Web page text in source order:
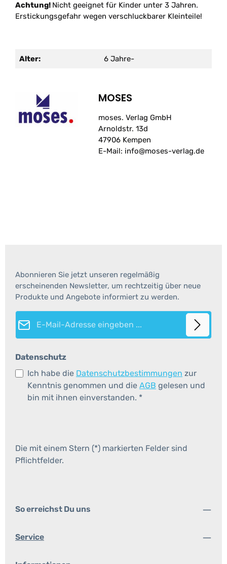
Achtung! Nicht geeignet für Kinder unter 3 Jahren.
Erstickungsgefahr wegen verschluckbarer Kleinteile!
Alter: 6 Jahre-
MOSES
moses. Verlag GmbH
Arnoldstr. 13d
47906 Kempen
E-Mail: info@moses-verlag.de
Abonnieren Sie jetzt unseren regelmäßig
erscheinenden Newsletter, um rechtzeitig über neue
Produkte und Angebote informiert zu werden.
E-Mail-Adresse*
Datenschutz
Ich habe die Datenschutzbestimmungen zur
Kenntnis genommen und die AGB gelesen und
bin mit ihnen einverstanden. *
Die mit einem Stern (*) markierten Felder sind
Pflichtfelder.
So erreichst Du uns
Service